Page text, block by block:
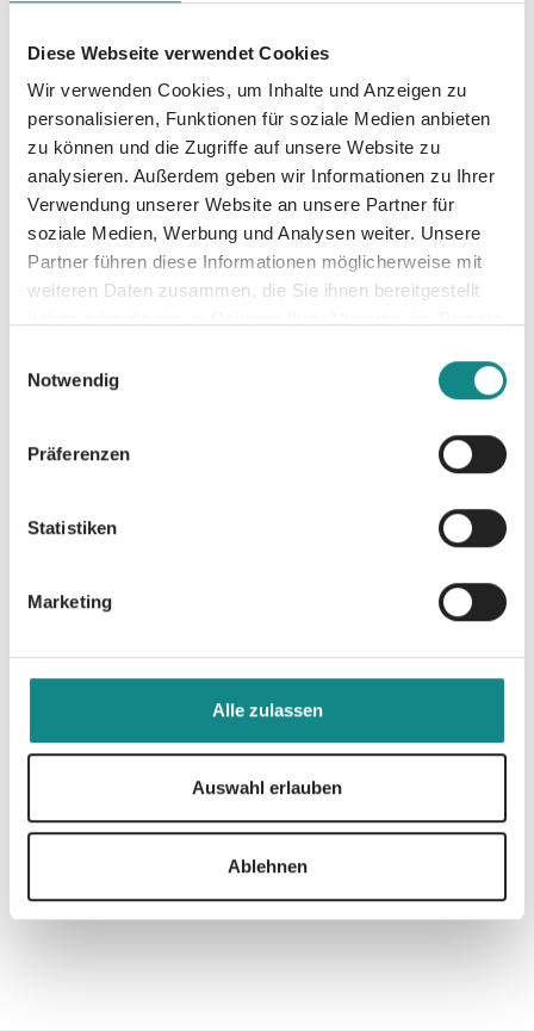
Diese Webseite verwendet Cookies
Wir verwenden Cookies, um Inhalte und Anzeigen zu
personalisieren, Funktionen für soziale Medien anbieten
zu können und die Zugriffe auf unsere Website zu
analysieren. Außerdem geben wir Informationen zu Ihrer
Verwendung unserer Website an unsere Partner für
soziale Medien, Werbung und Analysen weiter. Unsere
Partner führen diese Informationen möglicherweise mit
weiteren Daten zusammen, die Sie ihnen bereitgestellt
Notwendig
Präferenzen
Statistiken
Marketing
Alle zulassen
Auswahl erlauben
Ablehnen
Night-Stand noch nie Nein gesagt. Eine
süßen, verpeilten Kerl zu vergessen, um
anschließend damit weiterzumachen, was
meine Fans von mir sehen wollen. Dumm nur,
dass ich diese Rechnung ohne jene Fans
gemacht habe. Noch dümmer, dass Dylan
deutlich gemacht hat, wie wenig er von
meinem Job hält. Aber er ist pleite und
braucht das Geld – und wer sagt denn, dass
können …?